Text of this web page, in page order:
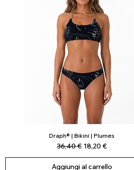
Vista rapida
Draph® | Bikini | Plumes
Prezzo regolare
36,40 € Prezzo scontato
18,20 €
Aggiungi al carrello